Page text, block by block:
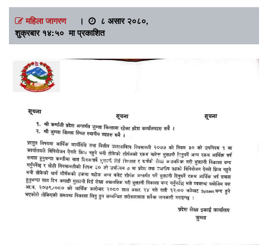
महिला जागरण।
८ असार २०८०,
शुक्रबार १४:५० मा प्रकाशित